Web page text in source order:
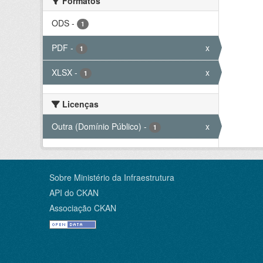
ODS - 1
PDF - 1 x
XLSX - 1 x
Licenças
Outra (Domínio Público) - 1 x
Sobre Ministério da Infraestrutura
API do CKAN
Associação CKAN